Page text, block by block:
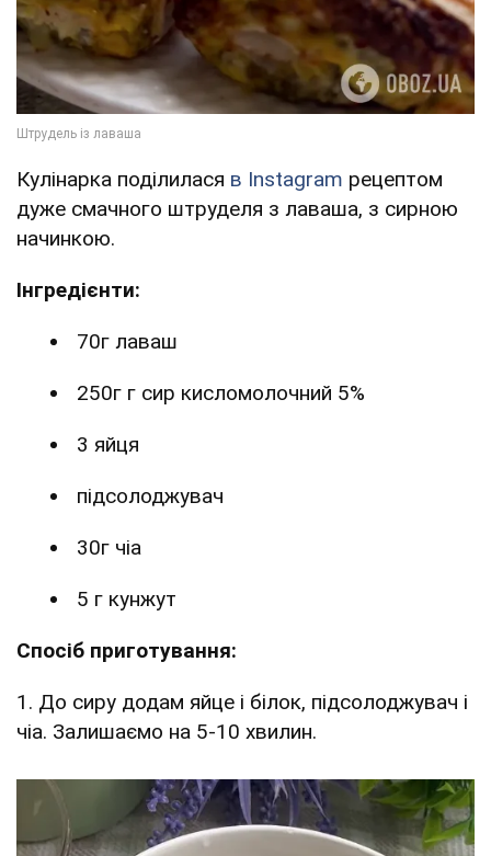
Кулінарка поділилася в Instagram рецептом
дуже смачного штруделя з лаваша, з сирною
начинкою.
Інгредієнти:
70г лаваш
250г г сир кисломолочний 5%
3 яйця
підсолоджувач
30г чіа
5 г кунжут
Спосіб приготування:
1. До сиру додам яйце і білок, підсолоджувач і
чіа. Залишаємо на 5-10 хвилин.